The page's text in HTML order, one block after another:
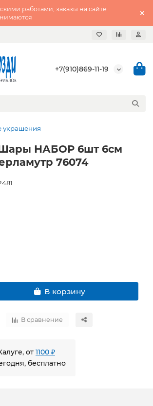
работами, заказы на сайте
+7(910)869-11-19
украшения
НАБОР 6шт 6см
76074
В корзину
В сравнение
от 1100 ₽
бесплатно